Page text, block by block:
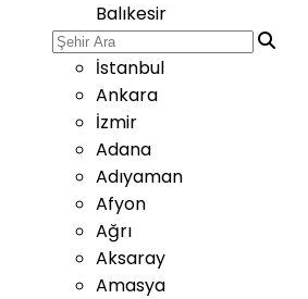
Balıkesir
İstanbul
Ankara
İzmir
Adana
Adıyaman
Afyon
Ağrı
Aksaray
Amasya